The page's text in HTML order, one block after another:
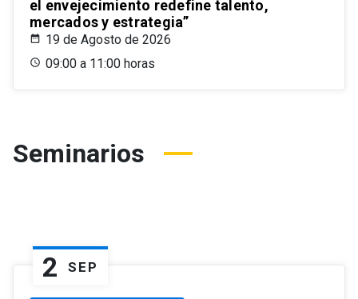
el envejecimiento redefine talento,
mercados y estrategia”
19 de Agosto de 2026
09:00 a 11:00 horas
Seminarios
2 SEP